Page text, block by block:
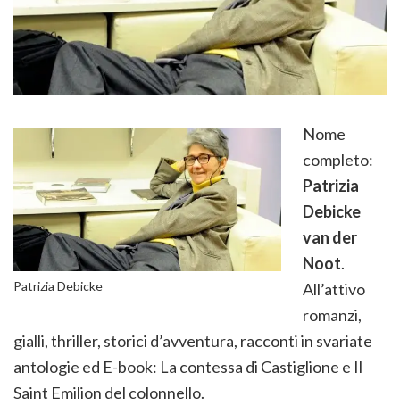
Patrizia Debicke
Nome
completo:
Patrizia
Debicke
van der
Noot.
All’attivo
romanzi,
gialli, thriller, storici d’avventura, racconti in svariate
antologie ed E-book: La contessa di Castiglione e Il
Saint Emilion del colonnello.